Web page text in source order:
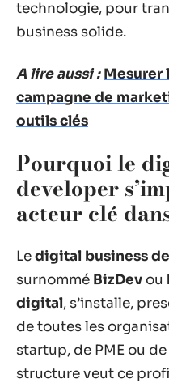
technologie, pour
business solide.
A lire aussi : Mesurer
campagne de
outils clés
Pourquoi le
developer
acteur clé
Ledigital business
surnommé BizDev ou
digital, s’installe,
de toutes les
startup, de PME ou
structure veut ce